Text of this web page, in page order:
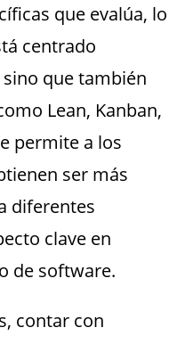
que evalúa, lo
centrado
que también
Lean, Kanban,
permite a los
ser más
diferentes
clave en
de software.
contar con